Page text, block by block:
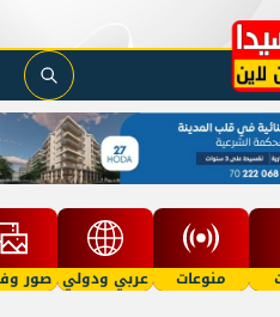
منوعات عربي ودولي صور